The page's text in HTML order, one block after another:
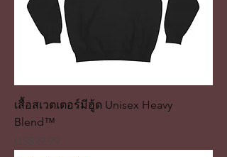
เสื้อสเวตเตอร์มีฮู้ด Unisex Heavy
Blend™
ราคา
US$29.99